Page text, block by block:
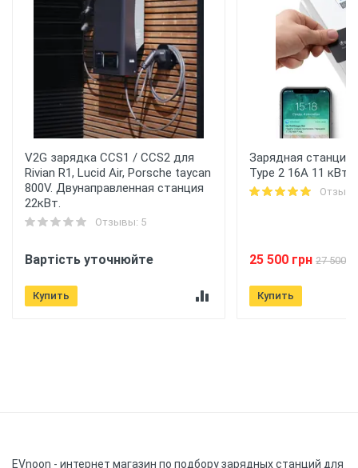
V2G зарядка CCS1 / CCS2 для
Rivian R1, Lucid Air, Porsche taycan
800V. Двунаправленная станция
22кВт.
Отзывы: 5
Вартість уточнюйте
Купить
Зарядная станция
Type 2 16A 11 кВт
25 500 грн 27 500
Купить
EVnoon - интернет магазин по подбору зарядных станций для